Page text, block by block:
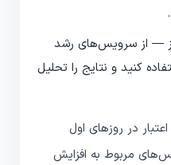
— از سرویس‌های رشد
کنید و نتایج را تحلیل
در روزهای اول
مربوط به افزایش